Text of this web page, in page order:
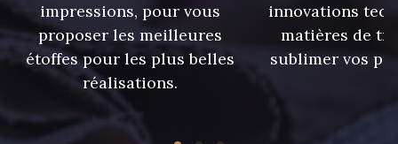
76 - Orange bruni
99 - Noir
impressions, pour vous
proposer les meilleures
étoffes pour les plus belles
réalisations.
innovations
matières de
sublimer vos